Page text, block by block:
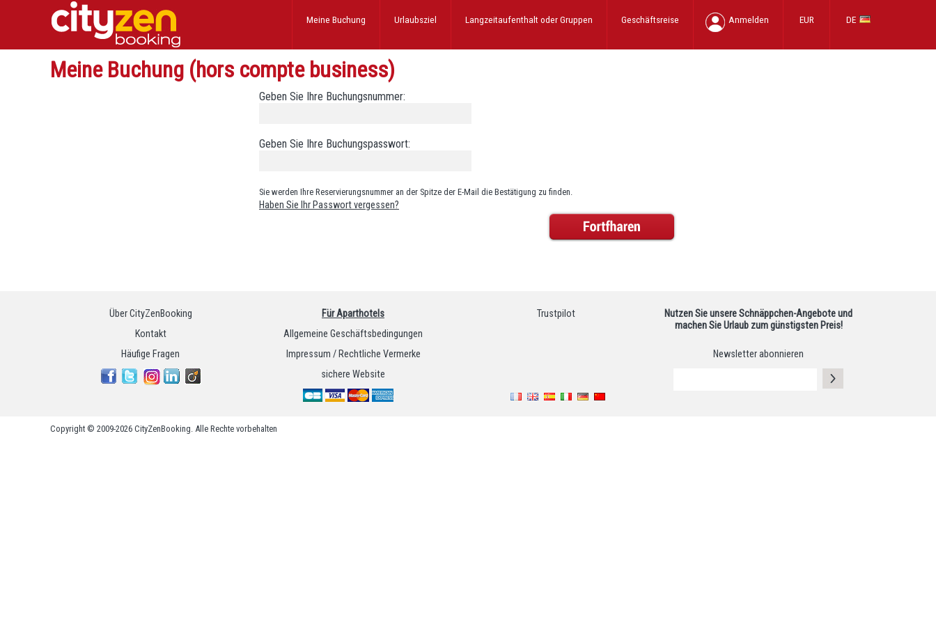
DE
EUR
Anmelden
Geschäftsreise
Langzeitaufenthalt oder Gruppen
Urlaubsziel
Meine Buchung
Meine Buchung (hors compte business)
Geben Sie Ihre Buchungsnummer:
Geben Sie Ihre Buchungspasswort:
Sie werden Ihre Reservierungsnummer an der Spitze der E-Mail die Bestätigung zu finden.
Über CityZenBooking
Kontakt
Häufige Fragen
Für Aparthotels
Allgemeine Geschäftsbedingungen
Impressum / Rechtliche Vermerke
sichere Website
Trustpilot
Nutzen Sie unsere Schnäppchen-Angebote und
machen Sie Urlaub zum günstigsten Preis!
Newsletter abonnieren
Copyright © 2009-2026 CityZenBooking. Alle Rechte vorbehalten